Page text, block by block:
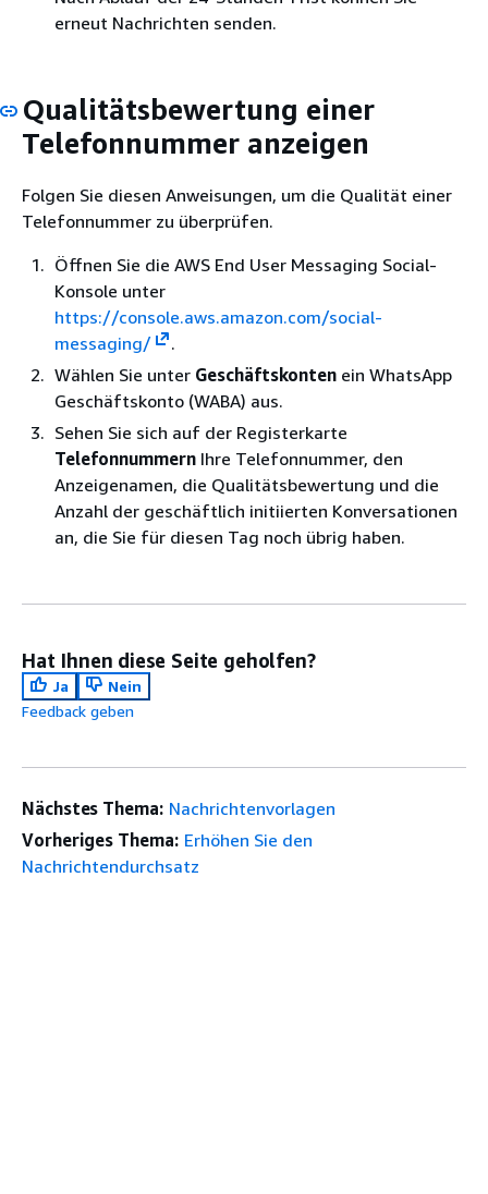
erneut Nachrichten senden.
Qualitätsbewertung einer
Telefonnummer anzeigen
Folgen Sie diesen Anweisungen, um die Qualität einer
Telefonnummer zu überprüfen.
Öffnen Sie die AWS End User Messaging Social-
Konsole unter
https://console.aws.amazon.com/social-
messaging/
.
Wählen Sie unter Geschäftskonten ein WhatsApp
Geschäftskonto (WABA) aus.
Sehen Sie sich auf der Registerkarte
Telefonnummern Ihre Telefonnummer, den
Anzeigenamen, die Qualitätsbewertung und die
Anzahl der geschäftlich initiierten Konversationen
an, die Sie für diesen Tag noch übrig haben.
Hat Ihnen diese Seite geholfen?
Ja
Nein
Feedback geben
Nächstes Thema: Nachrichtenvorlagen
Vorheriges Thema: Erhöhen Sie den
Nachrichtendurchsatz